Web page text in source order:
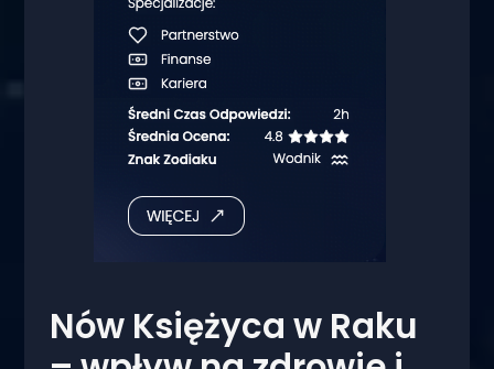
Nów Księżyca w Raku